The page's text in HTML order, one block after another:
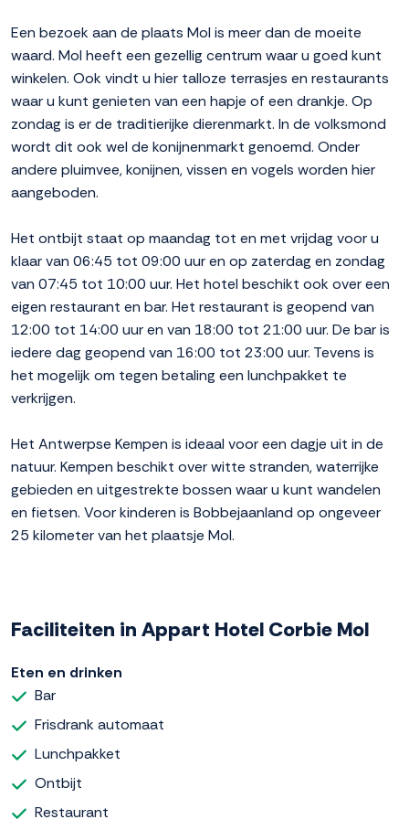
Een bezoek aan de plaats Mol is meer dan de moeite
waard. Mol heeft een gezellig centrum waar u goed kunt
winkelen. Ook vindt u hier talloze terrasjes en restaurants
waar u kunt genieten van een hapje of een drankje. Op
zondag is er de traditierijke dierenmarkt. In de volksmond
wordt dit ook wel de konijnenmarkt genoemd. Onder
andere pluimvee, konijnen, vissen en vogels worden hier
aangeboden.
Het ontbijt staat op maandag tot en met vrijdag voor u
klaar van 06:45 tot 09:00 uur en op zaterdag en zondag
van 07:45 tot 10:00 uur. Het hotel beschikt ook over een
eigen restaurant en bar. Het restaurant is geopend van
12:00 tot 14:00 uur en van 18:00 tot 21:00 uur. De bar is
iedere dag geopend van 16:00 tot 23:00 uur. Tevens is
het mogelijk om tegen betaling een lunchpakket te
verkrijgen.
Het Antwerpse Kempen is ideaal voor een dagje uit in de
natuur. Kempen beschikt over witte stranden, waterrijke
gebieden en uitgestrekte bossen waar u kunt wandelen
en fietsen. Voor kinderen is Bobbejaanland op ongeveer
25 kilometer van het plaatsje Mol.
Faciliteiten in Appart Hotel Corbie Mol
Eten en drinken
Bar
Frisdrank automaat
Lunchpakket
Ontbijt
Restaurant